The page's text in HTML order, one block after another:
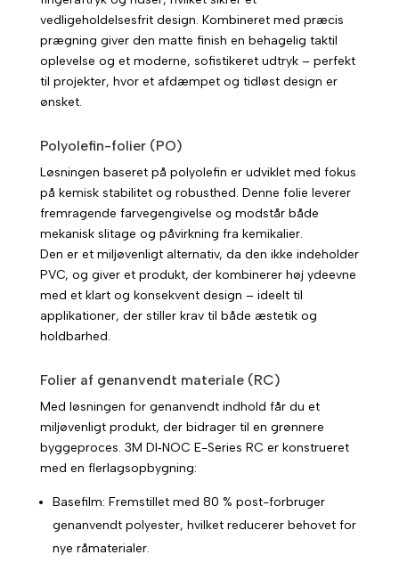
vedligeholdelsesfrit design. Kombineret med præcis
prægning giver den matte finish en behagelig taktil
oplevelse og et moderne, sofistikeret udtryk – perfekt
til projekter, hvor et afdæmpet og tidløst design er
ønsket.
Polyolefin-folier (PO)
Løsningen baseret på polyolefin er udviklet med fokus
på kemisk stabilitet og robusthed. Denne folie leverer
fremragende farvegengivelse og modstår både
mekanisk slitage og påvirkning fra kemikalier.
Den er et miljøvenligt alternativ, da den ikke indeholder
PVC, og giver et produkt, der kombinerer høj ydeevne
med et klart og konsekvent design – ideelt til
applikationer, der stiller krav til både æstetik og
holdbarhed.
Folier af genanvendt materiale (RC)
Med løsningen for genanvendt indhold får du et
miljøvenligt produkt, der bidrager til en grønnere
byggeproces. 3M DI‑NOC E-Series RC er konstrueret
med en flerlagsopbygning:
Basefilm: Fremstillet med 80 % post-forbruger
genanvendt polyester, hvilket reducerer behovet for
nye råmaterialer.